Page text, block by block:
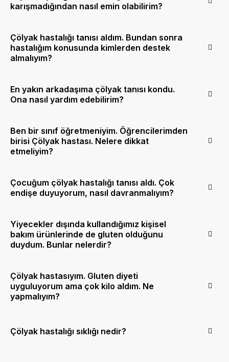
karışmadığından nasıl emin olabilirim?
Çölyak hastalığı tanısı aldım. Bundan sonra
hastalığım konusunda kimlerden destek
almalıyım?
En yakın arkadaşıma çölyak tanısı kondu.
Ona nasıl yardım edebilirim?
Ben bir sınıf öğretmeniyim. Öğrencilerimden
birisi Çölyak hastası. Nelere dikkat
etmeliyim?
Çocuğum çölyak hastalığı tanısı aldı. Çok
endişe duyuyorum, nasıl davranmalıyım?
Yiyecekler dışında kullandığımız kişisel
bakım ürünlerinde de gluten olduğunu
duydum. Bunlar nelerdir?
Çölyak hastasıyım. Gluten diyeti
uyguluyorum ama çok kilo aldım. Ne
yapmalıyım?
Çölyak hastalığı sıklığı nedir?